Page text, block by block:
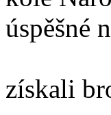
úspěšné
získali